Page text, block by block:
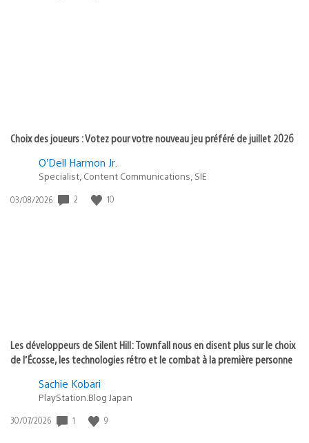
Choix des joueurs : Votez pour votre nouveau jeu préféré de juillet 2026
O’Dell Harmon Jr.
Specialist, Content Communications, SIE
Date
03/08/2026 2 10
Les développeurs de Silent Hill: Townfall nous en disent plus sur le choix
de l’Écosse, les technologies rétro et le combat à la première personne
Sachie Kobari
PlayStation.Blog Japan
Date
30/07/2026 1 9